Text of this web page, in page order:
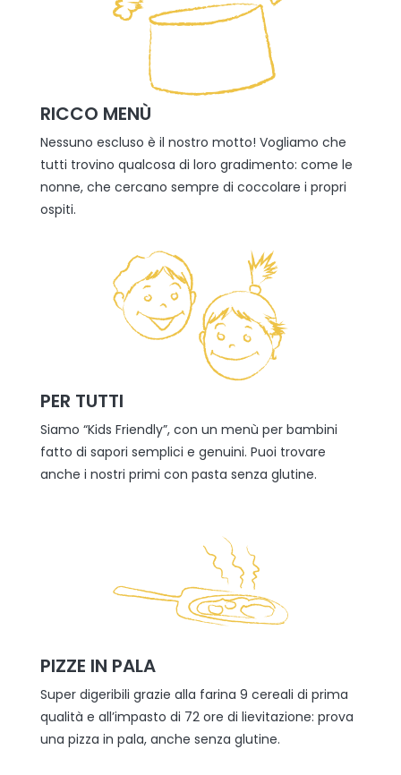
RICCO MENÙ
Nessuno escluso è il nostro motto! Vogliamo che
tutti trovino qualcosa di loro gradimento: come le
nonne, che cercano sempre di coccolare i propri
ospiti.
PER TUTTI
Siamo “Kids Friendly”, con un menù per bambini
fatto di sapori semplici e genuini. Puoi trovare
anche i nostri primi con pasta senza glutine.
PIZZE IN PALA
Super digeribili grazie alla farina 9 cereali di prima
qualità e all’impasto di 72 ore di lievitazione: prova
una pizza in pala, anche senza glutine.